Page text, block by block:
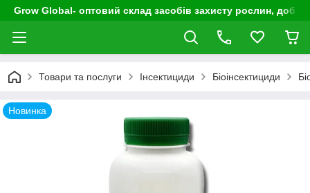
Grow Global- оптовий склад засобів захисту рослин,
Товари та послуги Інсектициди Біоінсектициди
Новинка